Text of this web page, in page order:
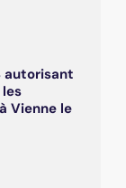
autorisant
Vienne le